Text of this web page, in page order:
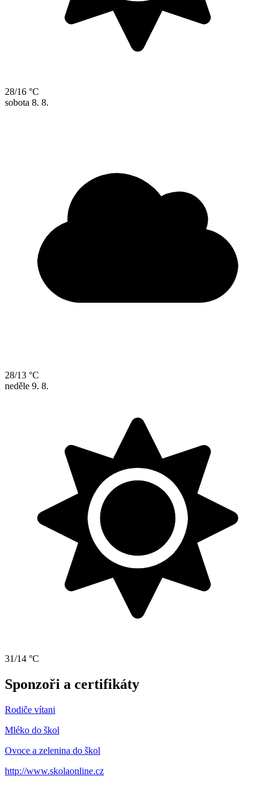
28/16 °C
sobota 8. 8.
28/13 °C
neděle 9. 8.
31/14 °C
Sponzoři a certifikáty
Rodiče vítani
Mléko do škol
Ovoce a zelenina do škol
http://www.skolaonline.cz